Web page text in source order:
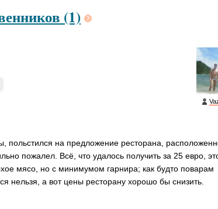
(1)
польстился на предложение ресторана,
пожалел. Всё, что удалось получить за 25 евро,
мясо, но с минимумом гарнира; как будто поварам
нельзя, а вот цены ресторану хорошо бы снизить.